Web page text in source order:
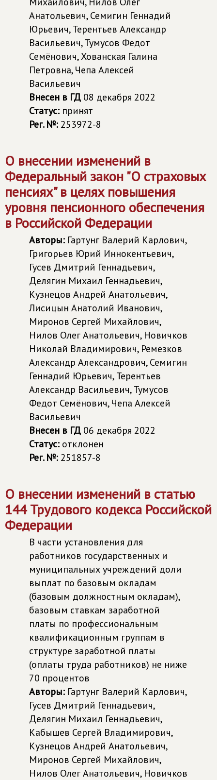
Анатольевич, Семигин Геннадий
Юрьевич, Терентьев Александр
Васильевич, Тумусов Федот
Семёнович, Хованская Галина
Петровна, Чепа Алексей
Васильевич
Внесен в ГД 08 декабря 2022
Статус: принят
Рег. №: 253972-8
О внесении изменений в
Федеральный закон "О страховых
пенсиях" в целях повышения
уровня пенсионного обеспечения
в Российской Федерации
Авторы: Гартунг Валерий Карлович,
Григорьев Юрий Иннокентьевич,
Гусев Дмитрий Геннадьевич,
Делягин Михаил Геннадьевич,
Кузнецов Андрей Анатольевич,
Лисицын Анатолий Иванович,
Миронов Сергей Михайлович,
Нилов Олег Анатольевич, Новичков
Николай Владимирович, Ремезков
Александр Александрович, Семигин
Геннадий Юрьевич, Терентьев
Александр Васильевич, Тумусов
Федот Семёнович, Чепа Алексей
Васильевич
Внесен в ГД 06 декабря 2022
Статус: отклонен
Рег. №: 251857-8
О внесении изменений в статью
144 Трудового кодекса Российской
Федерации
В части установления для
работников государственных и
муниципальных учреждений доли
выплат по базовым окладам
(базовым должностным окладам),
базовым ставкам заработной
платы по профессиональным
квалификационным группам в
структуре заработной платы
(оплаты труда работников) не ниже
70 процентов
Авторы: Гартунг Валерий Карлович,
Гусев Дмитрий Геннадьевич,
Делягин Михаил Геннадьевич,
Кабышев Сергей Владимирович,
Кузнецов Андрей Анатольевич,
Миронов Сергей Михайлович,
Нилов Олег Анатольевич, Новичков